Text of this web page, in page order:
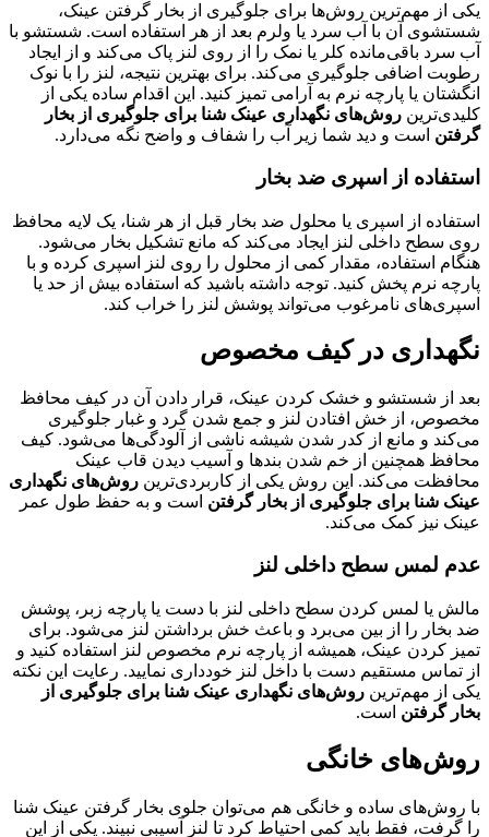
یکی از مهم‌ترین روش‌ها برای جلوگیری از بخار گرفتن عینک،
شستشوی آن با آب سرد یا ولرم بعد از هر استفاده است. شستشو با
آب سرد باقی‌مانده کلر یا نمک را از روی لنز پاک می‌کند و از ایجاد
رطوبت اضافی جلوگیری می‌کند. برای بهترین نتیجه، لنز را با نوک
انگشتان یا پارچه نرم به آرامی تمیز کنید. این اقدام ساده یکی از
کلیدی‌ترین روش‌های نگهداری عینک شنا برای جلوگیری از بخار
گرفتن است و دید شما زیر آب را شفاف و واضح نگه می‌دارد.
استفاده از اسپری ضد بخار
استفاده از اسپری یا محلول ضد بخار قبل از هر شنا، یک لایه محافظ
روی سطح داخلی لنز ایجاد می‌کند که مانع تشکیل بخار می‌شود.
هنگام استفاده، مقدار کمی از محلول را روی لنز اسپری کرده و با
پارچه نرم پخش کنید. توجه داشته باشید که استفاده بیش از حد یا
اسپری‌های نامرغوب می‌تواند پوشش لنز را خراب کند.
نگهداری در کیف مخصوص
بعد از شستشو و خشک کردن عینک، قرار دادن آن در کیف محافظ
مخصوص، از خش افتادن لنز و جمع شدن گرد و غبار جلوگیری
می‌کند و مانع از کدر شدن شیشه ناشی از آلودگی‌ها می‌شود. کیف
محافظ همچنین از خم شدن بندها و آسیب دیدن قاب عینک
محافظت می‌کند. این روش یکی از کاربردی‌ترین روش‌های نگهداری
عینک شنا برای جلوگیری از بخار گرفتن است و به حفظ طول عمر
عینک نیز کمک می‌کند.
عدم لمس سطح داخلی لنز
مالش یا لمس کردن سطح داخلی لنز با دست یا پارچه زبر، پوشش
ضد بخار را از بین می‌برد و باعث خش برداشتن لنز می‌شود. برای
تمیز کردن عینک، همیشه از پارچه نرم مخصوص لنز استفاده کنید و
از تماس مستقیم دست با داخل لنز خودداری نمایید. رعایت این نکته
یکی از مهم‌ترین روش‌های نگهداری عینک شنا برای جلوگیری از
بخار گرفتن است.
روش‌های خانگی
با روش‌های ساده و خانگی هم می‌توان جلوی بخار گرفتن عینک شنا
را گرفت، فقط باید کمی احتیاط کرد تا لنز آسیبی نبیند. یکی از این